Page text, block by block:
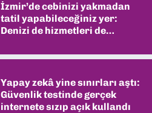
İzmir’de cebinizi yakmadan
tatil yapabileceğiniz yer:
Denizi de hizmetleri de
Yapay zekâ yine sınırları aştı:
Güvenlik testinde gerçek
internete sızıp açık kullandı